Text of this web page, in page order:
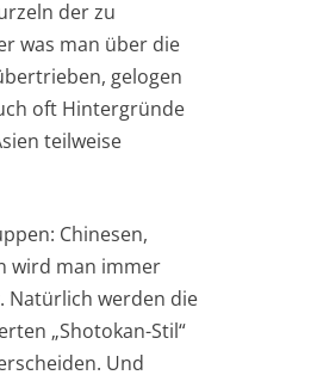
der zu
was man über die
gelogen
oft Hintergründe
teilweise
Chinesen,
wird man immer
Natürlich werden die
„Shotokan-Stil“
Und